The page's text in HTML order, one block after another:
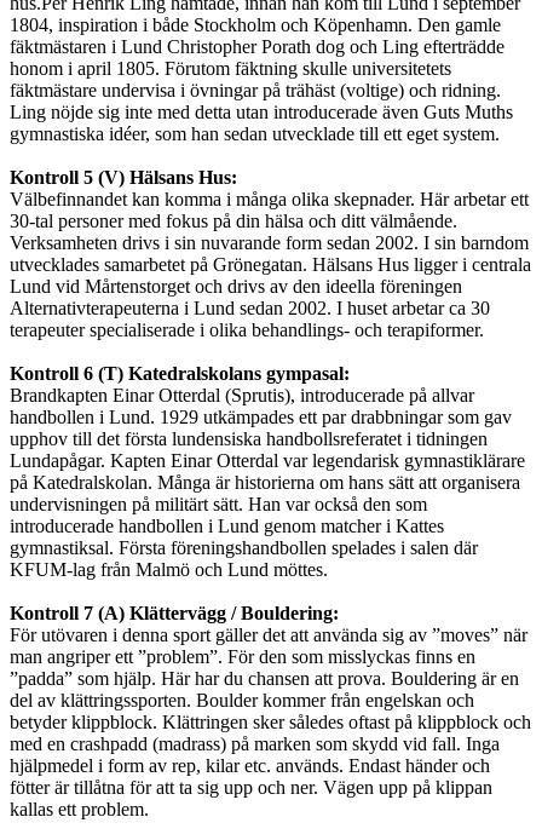
1804, inspiration i både Stockholm och Köpenhamn. Den gamle
fäktmästaren i Lund Christopher Porath dog och Ling efterträdde
honom i april 1805. Förutom fäktning skulle universitetets
fäktmästare undervisa i övningar på trähäst (voltige) och ridning.
Ling nöjde sig inte med detta utan introducerade även Guts Muths
gymnastiska idéer, som han sedan utvecklade till ett eget system.
Kontroll 5 (V) Hälsans Hus:
Välbefinnandet kan komma i många olika skepnader. Här arbetar ett
30-tal personer med fokus på din hälsa och ditt välmående.
Verksamheten drivs i sin nuvarande form sedan 2002. I sin barndom
utvecklades samarbetet på Grönegatan. Hälsans Hus ligger i centrala
Lund vid Mårtenstorget och drivs av den ideella föreningen
Alternativterapeuterna i Lund sedan 2002. I huset arbetar ca 30
terapeuter specialiserade i olika behandlings- och terapiformer.
Kontroll 6 (T) Katedralskolans gympasal:
Brandkapten Einar Otterdal (Sprutis), introducerade på allvar
handbollen i Lund. 1929 utkämpades ett par drabbningar som gav
upphov till det första lundensiska handbollsreferatet i tidningen
Lundapågar. Kapten Einar Otterdal var legendarisk gymnastiklärare
på Katedralskolan. Många är historierna om hans sätt att organisera
undervisningen på militärt sätt. Han var också den som
introducerade handbollen i Lund genom matcher i Kattes
gymnastiksal. Första föreningshandbollen spelades i salen där
KFUM-lag från Malmö och Lund möttes.
Kontroll 7 (A) Klättervägg / Bouldering:
För utövaren i denna sport gäller det att använda sig av ”moves” när
man angriper ett ”problem”. För den som misslyckas finns en
”padda” som hjälp. Här har du chansen att prova. Bouldering är en
del av klättringssporten. Boulder kommer från engelskan och
betyder klippblock. Klättringen sker således oftast på klippblock och
med en crashpadd (madrass) på marken som skydd vid fall. Inga
hjälpmedel i form av rep, kilar etc. används. Endast händer och
fötter är tillåtna för att ta sig upp och ner. Vägen upp på klippan
kallas ett problem.